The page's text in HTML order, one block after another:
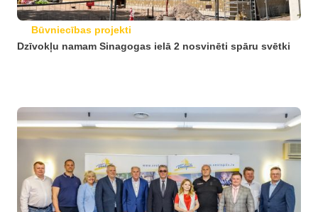
Būvniecības projekti
Dzīvokļu namam Sinagogas ielā 2 nosvinēti spāru svētki